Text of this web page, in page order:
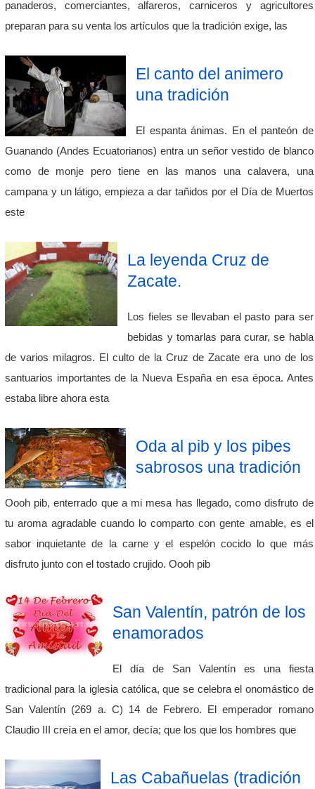
panaderos, comerciantes, alfareros, carniceros y agricultores
preparan para su venta los artículos que la tradición exige, las
El canto del animero
una tradición
El espanta ánimas. En el panteón de
Guanando (Andes Ecuatorianos) entra un señor vestido de blanco
como de monje pero tiene en las manos una calavera, una
campana y un látigo, empieza a dar tañidos por el Día de Muertos
este
La leyenda Cruz de
Zacate.
Los fieles se llevaban el pasto para ser
bebidas y tomarlas para curar, se habla
de varios milagros. El culto de la Cruz de Zacate era uno de los
santuarios importantes de la Nueva España en esa época. Antes
estaba libre ahora esta
Oda al pib y los pibes
sabrosos una tradición
Oooh pib, enterrado que a mi mesa has llegado, como disfruto de
tu aroma agradable cuando lo comparto con gente amable, es el
sabor inquietante de la carne y el espelón cocido lo que más
disfruto junto con el tostado crujido. Oooh pib
San Valentín, patrón de los
enamorados
El día de San Valentín es una fiesta
tradicional para la iglesia católica, que se celebra el onomástico de
San Valentín (269 a. C) 14 de Febrero. El emperador romano
Claudio III creía en el amor, decía; que los que los hombres que
Las Cabañuelas (tradición